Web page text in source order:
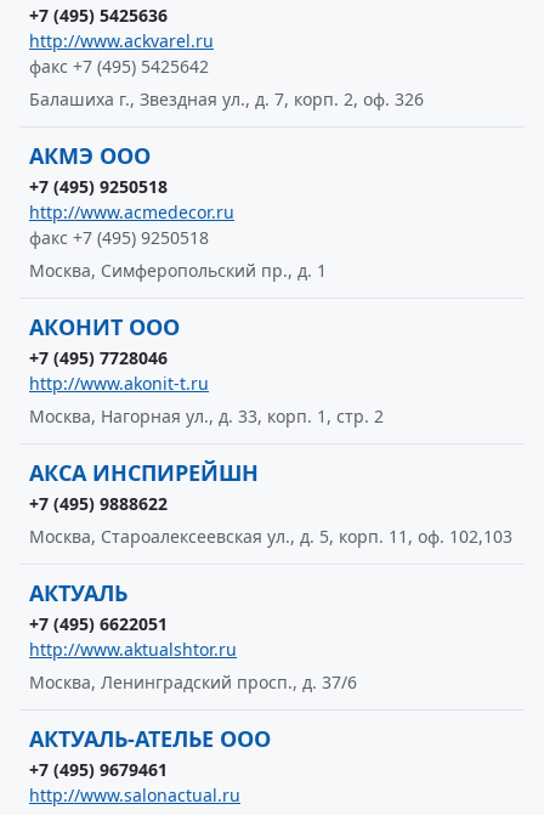
+7 (495) 5425636
http://www.ackvarel.ru
факс +7 (495) 5425642
Балашиха г., Звездная ул., д. 7, корп. 2, оф. 326
АКМЭ ООО
+7 (495) 9250518
http://www.acmedecor.ru
факс +7 (495) 9250518
Москва, Симферопольский пр., д. 1
АКОНИТ ООО
+7 (495) 7728046
http://www.akonit-t.ru
Москва, Нагорная ул., д. 33, корп. 1, стр. 2
АКСА ИНСПИРЕЙШН
+7 (495) 9888622
Москва, Староалексеевская ул., д. 5, корп. 11, оф. 102,103
АКТУАЛЬ
+7 (495) 6622051
http://www.aktualshtor.ru
Москва, Ленинградский просп., д. 37/6
АКТУАЛЬ-АТЕЛЬЕ ООО
+7 (495) 9679461
http://www.salonactual.ru